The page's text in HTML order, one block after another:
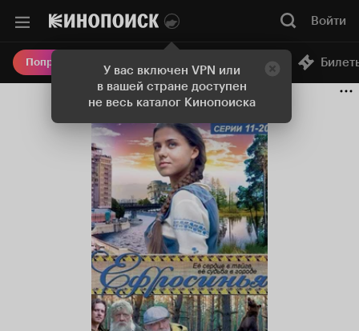
У вас включен VPN или
в вашей стране доступен
не весь каталог Кинопоиска
Войти
Попробовать Плюс Онлайн-кинотеатр